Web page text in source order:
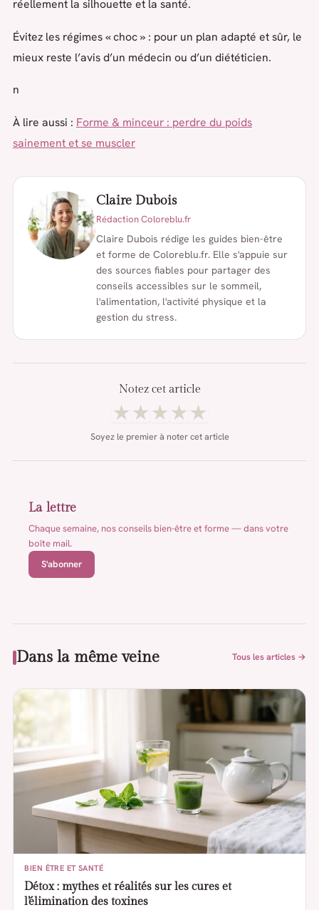
réellement la silhouette et la santé.
Évitez les régimes « choc » : pour un plan adapté et sûr, le
mieux reste l’avis d’un médecin ou d’un diététicien.
n
À lire aussi : Forme & minceur : perdre du poids
sainement et se muscler
Claire Dubois
Rédaction Coloreblu.fr
Claire Dubois rédige les guides bien-être
et forme de Coloreblu.fr. Elle s'appuie sur
des sources fiables pour partager des
conseils accessibles sur le sommeil,
l'alimentation, l'activité physique et la
gestion du stress.
Notez cet article
★★★★★
Soyez le premier à noter cet article
La lettre
Chaque semaine, nos conseils bien-être et forme — dans votre
boîte mail.
S'abonner
Dans la même veine Tous les articles →
BIEN ÊTRE ET SANTÉ
Détox : mythes et réalités sur les cures et
l’élimination des toxines